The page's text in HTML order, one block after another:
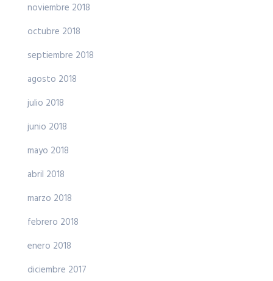
noviembre 2018
octubre 2018
septiembre 2018
agosto 2018
julio 2018
junio 2018
mayo 2018
abril 2018
marzo 2018
febrero 2018
enero 2018
diciembre 2017